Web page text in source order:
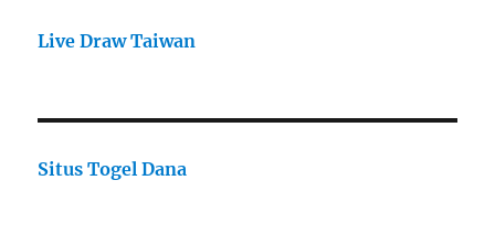
Live Draw Taiwan
Situs Togel Dana